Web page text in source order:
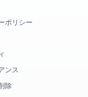
ポリシー
ンス
除